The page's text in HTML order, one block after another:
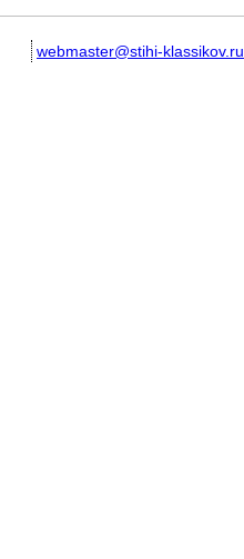
webmaster@stihi-klassikov.ru